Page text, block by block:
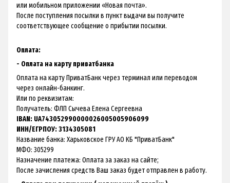
или мобильном приложении «Новая почта».
После поступления посылки в пункт выдачи вы получите
соответствующее сообщение о прибытии посылки.
Оплата:
- Оплата на карту приватбанка
Оплата на карту ПриватБанк через терминал или переводом
через онлайн-банкинг.
Или по реквизитам:
Получатель: ФЛП Сычева Елена Сергеевна
IBAN: UA743052990000026005005906099
ИНН/ЕГРПОУ: 3134305081
Название банка: Харьковское ГРУ АО КБ "ПриватБанк"
МФО: 305299
Назначение платежа: Оплата за заказ на сайте;
После зачисления средств Ваш заказ будет отправлен в работу.